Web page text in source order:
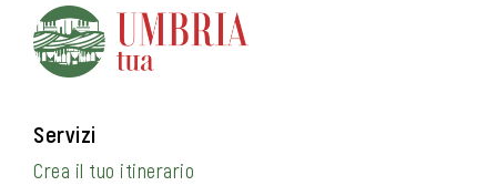
Servizi
Crea il tuo itinerario